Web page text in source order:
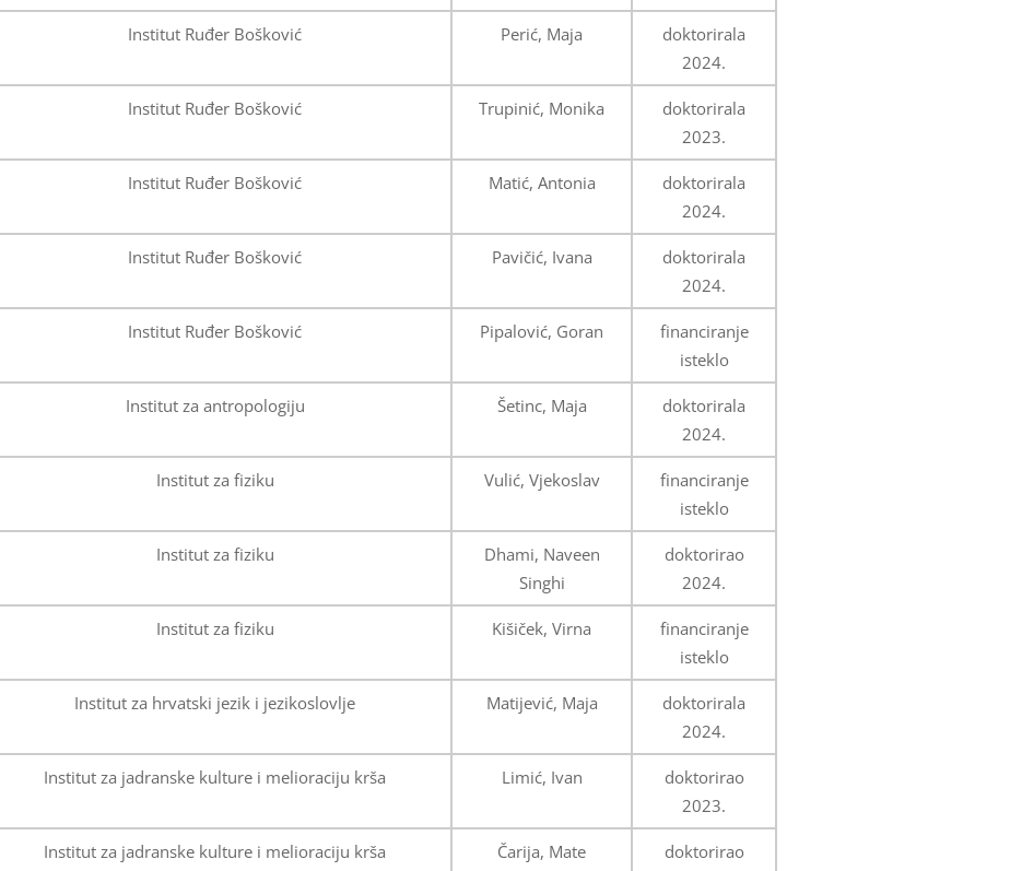
Institut Ruđer Bošković Perić, Maja
doktorirala
2024.
Institut Ruđer Bošković Trupinić, Monika
doktorirala
2023.
Institut Ruđer Bošković Matić, Antonia
doktorirala
2024.
Institut Ruđer Bošković Pavičić, Ivana
doktorirala
2024.
Institut Ruđer Bošković Pipalović, Goran
financiranje
isteklo
Institut za antropologiju Šetinc, Maja
doktorirala
2024.
Institut za fiziku Vulić, Vjekoslav
financiranje
isteklo
Institut za fiziku
Dhami, Naveen
Singhi
doktorirao
2024.
Institut za fiziku Kišiček, Virna
financiranje
isteklo
Institut za hrvatski jezik i jezikoslovlje Matijević, Maja
doktorirala
2024.
Institut za jadranske kulture i melioraciju krša Limić, Ivan
doktorirao
2023.
Institut za jadranske kulture i melioraciju krša Čarija, Mate
doktorirao